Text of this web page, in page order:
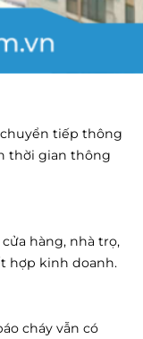
tiếp thông
thời gian thông
hàng, nhà trọ,
hợp kinh doanh.
cháy vẫn có